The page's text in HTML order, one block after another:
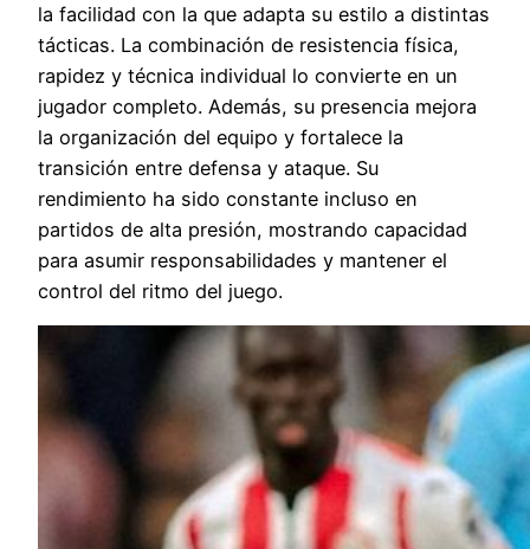
la facilidad con la que adapta su estilo a distintas
tácticas. La combinación de resistencia física,
rapidez y técnica individual lo convierte en un
jugador completo. Además, su presencia mejora
la organización del equipo y fortalece la
transición entre defensa y ataque. Su
rendimiento ha sido constante incluso en
partidos de alta presión, mostrando capacidad
para asumir responsabilidades y mantener el
control del ritmo del juego.